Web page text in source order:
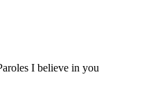
I believe in you